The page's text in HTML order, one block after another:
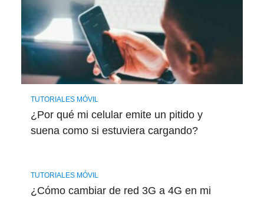
TUTORIALES MÓVIL
¿Por qué mi celular emite un pitido y
suena como si estuviera cargando?
TUTORIALES MÓVIL
¿Cómo cambiar de red 3G a 4G en mi